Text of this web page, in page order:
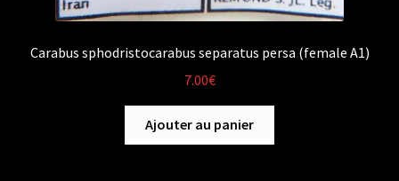
Carabus sphodristocarabus separatus persa (female A1)
7.00€
Ajouter au panier